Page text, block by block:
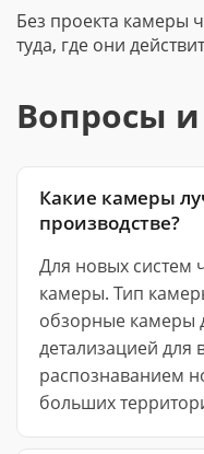
Без проекта камеры
туда, где они
Вопросы и
Какие камеры
производстве?
Для новых систем
камеры. Тип
обзорные камеры
детализацией для
распознаванием
больших